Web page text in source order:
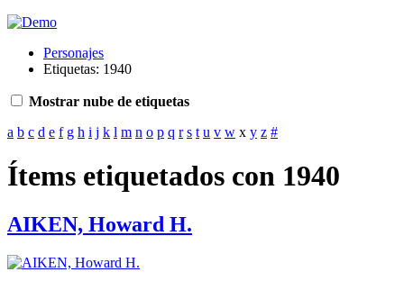
Personajes
Etiquetas: 1940
Mostrar nube de etiquetas
a b c d e f g h i j k l m n o p q r s t u v w x y z #
Ítems etiquetados con 1940
AIKEN, Howard H.